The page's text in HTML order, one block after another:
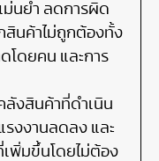
นยำ ลดการผิด
สินค้าไม่ถูกต้องทั้ง
โดยคน และการ
ลังสินค้าที่ดำเนิน
รงงานลดลง และ
พิ่มขึ้นโดยไม่ต้อง